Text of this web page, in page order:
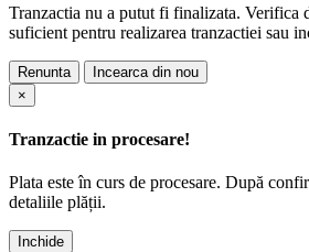
Tranzactia nu a putut fi finalizata. Verifica
suficient pentru realizarea tranzactiei sau
Renunta
Incearca din nou
×
Tranzactie in procesare!
Plata este în curs de procesare. După
detaliile plății.
Inchide